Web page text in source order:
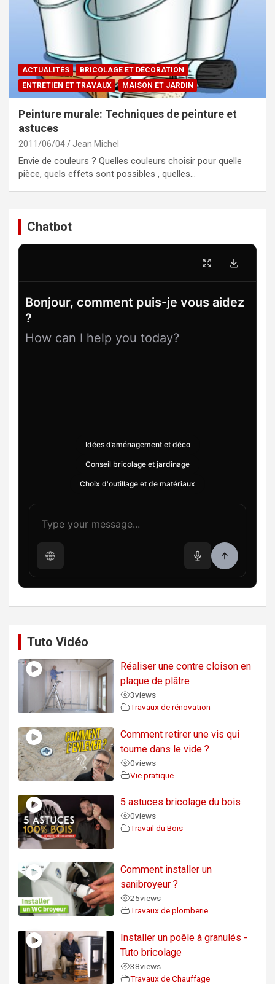
ACTUALITÉS
BRICOLAGE ET DÉCORATION
ENTRETIEN ET TRAVAUX
MAISON ET JARDIN
Peinture murale: Techniques de peinture et
astuces
2011/06/04 Jean Michel
Envie de couleurs ? Quelles couleurs choisir pour quelle
pièce, quels effets sont possibles , quelles…
Chatbot
Bonjour, comment puis-je vous aidez
?
How can I help you today?
Idées d’aménagement et déco
Conseil bricolage et jardinage
Choix d'outillage et de matériaux
Tuto Vidéo
Réaliser une contre cloison en
plaque de plâtre
3views
Travaux de rénovation
Comment retirer une vis qui
tourne dans le vide ?
0views
Vie pratique
5 astuces bricolage du bois
0views
Travail du Bois
Comment installer un
sanibroyeur ?
25views
Travaux de plomberie
Installer un poêle à granulés -
Tuto bricolage
38views
Travaux de Chauffage